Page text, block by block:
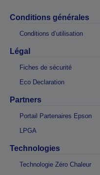
Conditions générales
Conditions d’utilisation
Légal
Fiches de sécurité
Eco Declaration
Partners
Portail Partenaires Epson
LPGA
Technologies
Technologie Zéro Chaleur